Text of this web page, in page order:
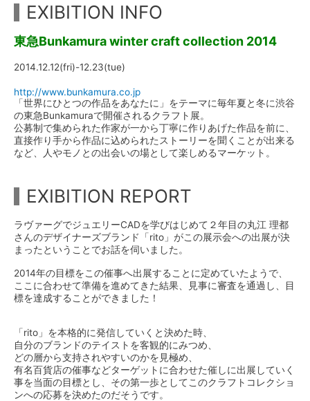
EXIBITION INFO
東急Bunkamura winter craft collection 2014
2014.12.12(fri)-12.23(tue)
http://www.bunkamura.co.jp
「世界にひとつの作品をあなたに」をテーマに毎年夏と冬に渋谷
の東急Bunkamuraで開催されるクラフト展。
公募制で集められた作家が一から丁寧に作りあげた作品を前に、
直接作り手から作品に込められたストーリーを聞くことが出来る
など、人やモノとの出会いの場として楽しめるマーケット。
EXIBITION REPORT
ラヴァーグでジュエリーCADを学びはじめて２年目の丸江 理都
さんのデザイナーズブランド「rito」がこの展示会への出展が決
まったということでお話を伺いました。
2014年の目標をこの催事へ出展することに定めていたようで、
ここに合わせて準備を進めてきた結果、見事に審査を通過し、目
標を達成することができました！
「rito」を本格的に発信していくと決めた時、
自分のブランドのテイストを客観的にみつめ、
どの層から支持されやすいのかを見極め、
有名百貨店の催事などターゲットに合わせた催しに出展していく
事を当面の目標とし、その第一歩としてこのクラフトコレクショ
ンへの応募を決めたのだそうです。